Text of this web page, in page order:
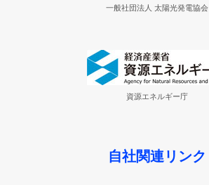
一般社団法人 太陽光発電協会
資源エネルギー庁
自社関連リンク